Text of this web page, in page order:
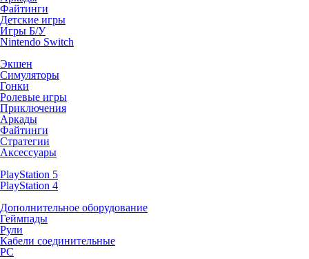
Файтинги
Детские игры
Игры Б/У
Nintendo Switch
Экшен
Симуляторы
Гонки
Ролевые игры
Приключения
Аркады
Файтинги
Стратегии
Аксессуары
PlayStation 5
PlayStation 4
Дополнительное оборудование
Геймпады
Рули
Кабели соединительные
PC